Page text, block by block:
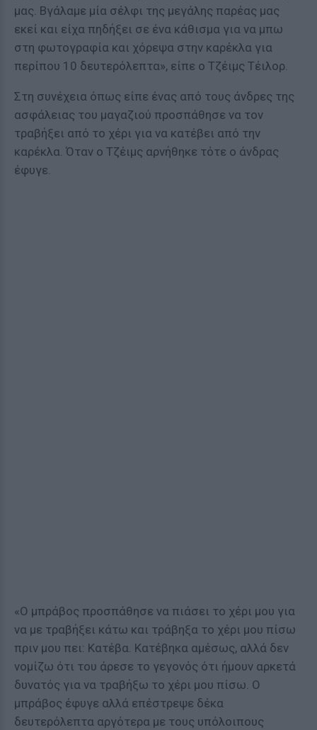
μας. Βγάλαμε μία σέλφι της μεγάλης παρέας μας
εκεί και είχα πηδήξει σε ένα κάθισμα για να μπω
στη φωτογραφία και χόρεψα στην καρέκλα για
περίπου 10 δευτερόλεπτα», είπε ο Τζέιμς Τέιλορ.
Στη συνέχεια όπως είπε ένας από τους άνδρες της
ασφάλειας του μαγαζιού προσπάθησε να τον
τραβήξει από το χέρι για να κατέβει από την
καρέκλα. Όταν ο Τζέιμς αρνήθηκε τότε ο άνδρας
έφυγε.
«Ο μπράβος προσπάθησε να πιάσει το χέρι μου για
να με τραβήξει κάτω και τράβηξα το χέρι μου πίσω
πριν μου πει: Κατέβα. Κατέβηκα αμέσως, αλλά δεν
νομίζω ότι του άρεσε το γεγονός ότι ήμουν αρκετά
δυνατός για να τραβήξω το χέρι μου πίσω. Ο
μπράβος έφυγε αλλά επέστρεψε δέκα
δευτερόλεπτα αργότερα με τους υπόλοιπους